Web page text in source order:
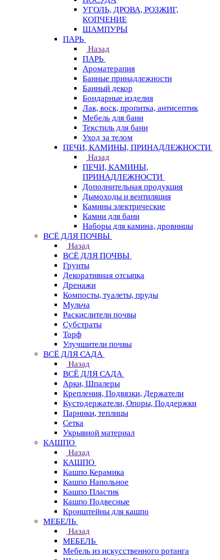
УГОЛЬ, ДРОВА, РОЗЖИГ,
КОПЧЕНИЕ
ШАМПУРЫ
ПАРЬ
Назад
ПАРЬ
Ароматерапия
Банные принадлежности
Банный декор
Бондарные изделия
Лак, воск, пропитка, антисептик
Мебель для бани
Текстиль для бани
Уход за телом
ПЕЧИ, КАМИНЫ, ПРИНАДЛЕЖНОСТИ
Назад
ПЕЧИ, КАМИНЫ,
ПРИНАДЛЕЖНОСТИ
Дополнительная продукция
Дымоходы и вентиляция
Камины электрические
Камни для бани
Наборы для камина, дровницы
ВСЁ ДЛЯ ПОЧВЫ
Назад
ВСЁ ДЛЯ ПОЧВЫ
Грунты
Декоративная отсыпка
Дренажи
Компосты, туалеты, пруды
Мульча
Раскислители почвы
Субстраты
Торф
Улучшители почвы
ВСЁ ДЛЯ САДА
Назад
ВСЁ ДЛЯ САДА
Арки, Шпалеры
Крепления, Подвязки, Держатели
Кустодержатели, Опоры, Поддержки
Парники, теплицы
Сетка
Укрывной материал
КАШПО
Назад
КАШПО
Кашпо Керамика
Кашпо Напольное
Кашпо Пластик
Кашпо Подвесные
Кронштейны для кашпо
МЕБЕЛЬ
Назад
МЕБЕЛЬ
Мебель из искусственного ротанга